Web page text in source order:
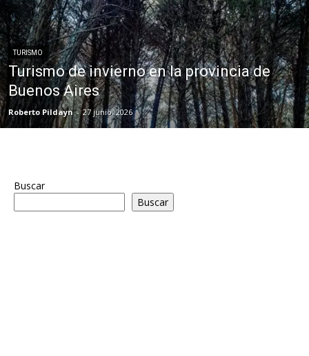
TURISMO
Turismo de invierno en la provincia de
Buenos Aires
Roberto Pildayn - 27 junio, 2026
Buscar
Buscar